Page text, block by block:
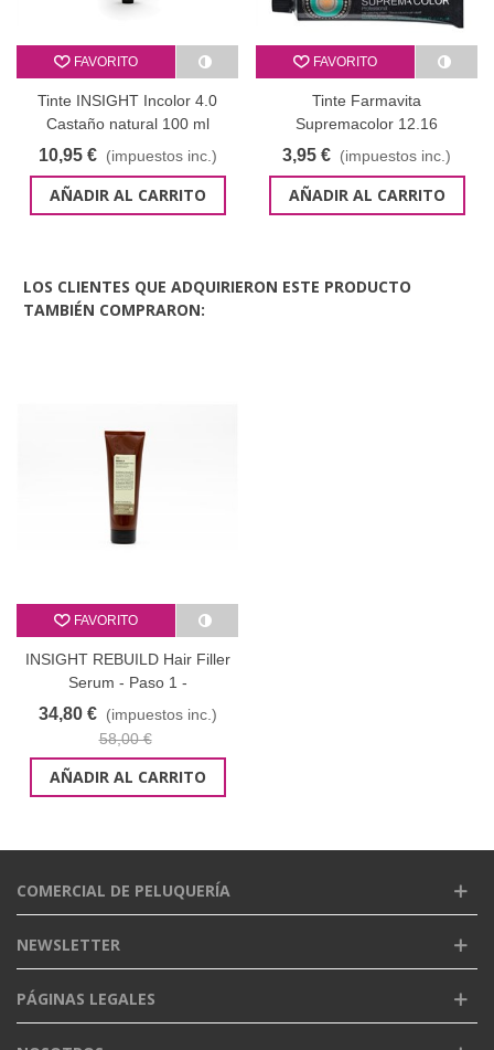
FAVORITO
Tinte INSIGHT Incolor 4.0
Castaño natural 100 ml
10,95 € (impuestos inc.)
AÑADIR AL CARRITO
FAVORITO
Tinte Farmavita
Supremacolor 12.16
superaclarante ceniza violeta
60 ml
3,95 € (impuestos inc.)
AÑADIR AL CARRITO
LOS CLIENTES QUE ADQUIRIERON ESTE PRODUCTO
TAMBIÉN COMPRARON:
FAVORITO
INSIGHT REBUILD Hair Filler
Serum - Paso 1 -
LIQUIDACION PLASTICO
34,80 € (impuestos inc.)
58,00 €
AÑADIR AL CARRITO
COMERCIAL DE PELUQUERÍA
NEWSLETTER
PÁGINAS LEGALES